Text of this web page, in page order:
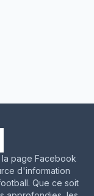
page Facebook
d'information
Que ce soit